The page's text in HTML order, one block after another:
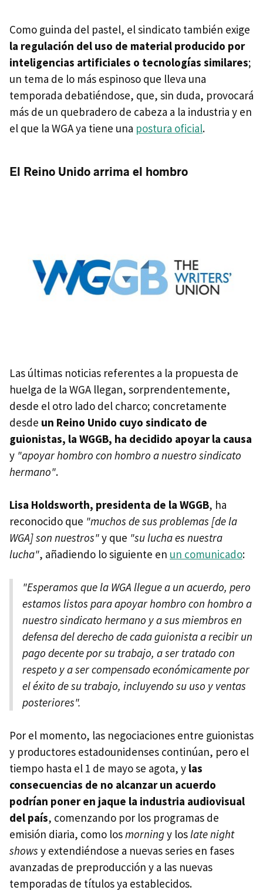
Como guinda del pastel, el sindicato también exige
la regulación del uso de material producido por
inteligencias artificiales o tecnologías similares;
un tema de lo más espinoso que lleva una
temporada debatiéndose, que, sin duda, provocará
más de un quebradero de cabeza a la industria y en
el que la WGA ya tiene una postura oficial.
El Reino Unido arrima el hombro
Las últimas noticias referentes a la propuesta de
huelga de la WGA llegan, sorprendentemente,
desde el otro lado del charco; concretamente
desde un Reino Unido cuyo sindicato de
guionistas, la WGGB, ha decidido apoyar la causa
y "apoyar hombro con hombro a nuestro sindicato
hermano".
Lisa Holdsworth, presidenta de la WGGB, ha
reconocido que "muchos de sus problemas [de la
WGA] son nuestros"y que "su lucha es nuestra
lucha", añadiendo lo siguiente en un comunicado:
"Esperamos que la WGA llegue a un acuerdo, pero
estamos listos para apoyar hombro con hombro a
nuestro sindicato hermano y a sus miembros en
defensa del derecho de cada guionista a recibir un
pago decente por su trabajo, a ser tratado con
respeto y a ser compensado económicamente por
el éxito de su trabajo, incluyendo su uso y ventas
posteriores".
Por el momento, las negociaciones entre guionistas
y productores estadounidenses continúan, pero el
tiempo hasta el 1 de mayo se agota, y las
consecuencias de no alcanzar un acuerdo
podrían poner en jaque la industria audiovisual
del país, comenzando por los programas de
emisión diaria, como losmorningy loslate night
shows y extendiéndose a nuevas series en fases
avanzadas de preproducción y a las nuevas
temporadas de títulos ya establecidos.